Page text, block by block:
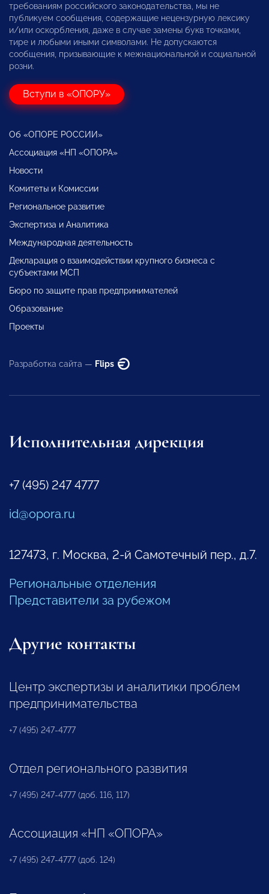
требованиям российского законодательства, мы не
публикуем сообщения, содержащие нецензурную лексику
и/или оскорбления, даже в случае замены букв точками,
тире и любыми иными символами. Не допускаются
сообщения, призывающие к межнациональной и социальной
розни.
Вступи в «ОПОРУ»
Об «ОПОРЕ РОССИИ»
Ассоциация «НП «ОПОРА»
Новости
Комитеты и Комиссии
Региональное развитие
Экспертиза и Аналитика
Международная деятельность
Декларация о взаимодействии крупного бизнеса с
субъектами МСП
Бюро по защите прав предпринимателей
Образование
Проекты
Разработка сайта — Flips
Исполнительная дирекция
+7 (495) 247 4777
id@opora.ru
127473, г. Москва, 2-й Самотечный пер., д.7.
Региональные отделения
Представители за рубежом
Другие контакты
Центр экспертизы и аналитики проблем
предпринимательства
+7 (495) 247-4777
Отдел регионального развития
+7 (495) 247-4777 (доб. 116, 117)
Ассоциация «НП «ОПОРА»
+7 (495) 247-4777 (доб. 124)